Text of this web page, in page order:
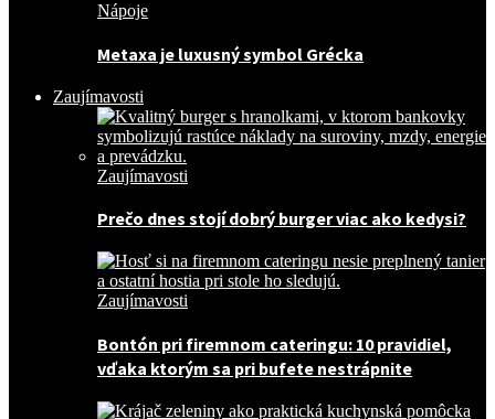
Nápoje
Metaxa je luxusný symbol Grécka
Zaujímavosti
Zaujímavosti
Prečo dnes stojí dobrý burger viac ako kedysi?
Zaujímavosti
Bontón pri firemnom cateringu: 10 pravidiel,
vďaka ktorým sa pri bufete nestrápnite